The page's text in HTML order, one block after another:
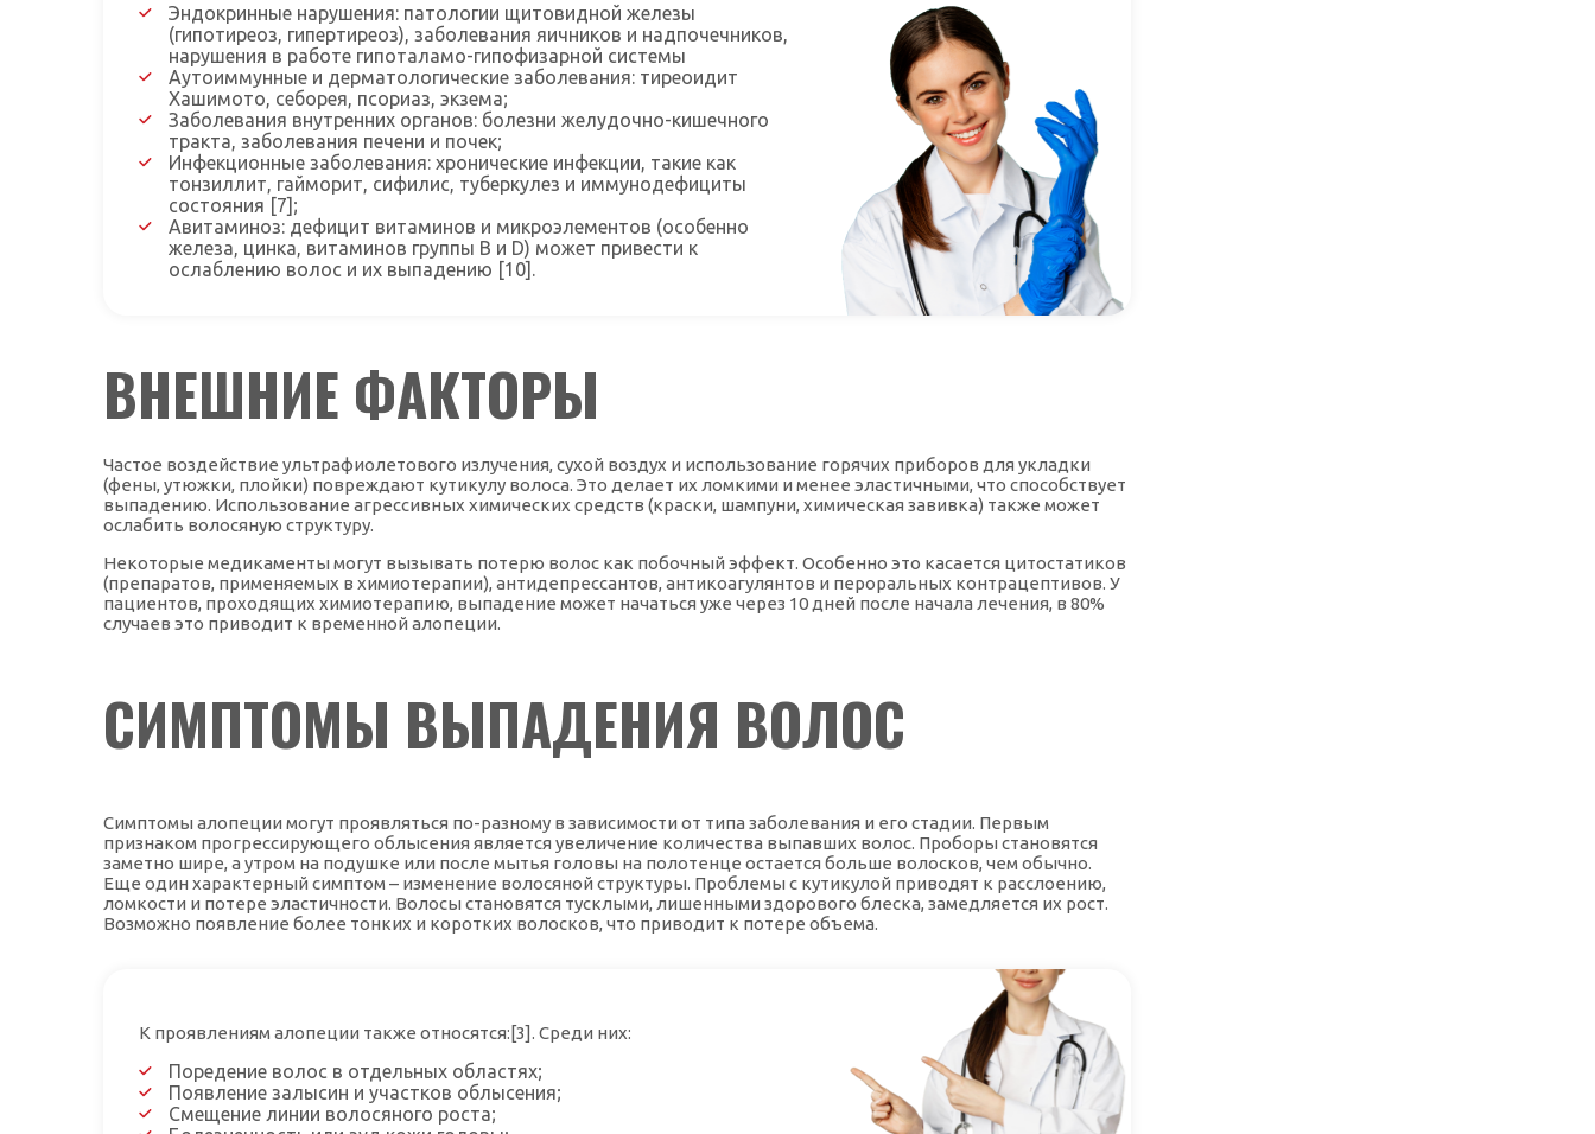
Эндокринные нарушения: патологии щитовидной железы
(гипотиреоз, гипертиреоз), заболевания яичников и надпочечников,
нарушения в работе гипоталамо-гипофизарной системы
Аутоиммунные и дерматологические заболевания: тиреоидит
Хашимото, себорея, псориаз, экзема;
Заболевания внутренних органов: болезни желудочно-кишечного
тракта, заболевания печени и почек;
Инфекционные заболевания: хронические инфекции, такие как
тонзиллит, гайморит, сифилис, туберкулез и иммунодефициты
состояния [7];
Авитаминоз: дефицит витаминов и микроэлементов (особенно
железа, цинка, витаминов группы B и D) может привести к
ослаблению волос и их выпадению [10].
ВНЕШНИЕ ФАКТОРЫ
Частое воздействие ультрафиолетового излучения, сухой воздух и использование горячих приборов для укладки
(фены, утюжки, плойки) повреждают кутикулу волоса. Это делает их ломкими и менее эластичными, что способствует
выпадению. Использование агрессивных химических средств (краски, шампуни, химическая завивка) также может
ослабить волосяную структуру.
Некоторые медикаменты могут вызывать потерю волос как побочный эффект. Особенно это касается цитостатиков
(препаратов, применяемых в химиотерапии), антидепрессантов, антикоагулянтов и пероральных контрацептивов. У
пациентов, проходящих химиотерапию, выпадение может начаться уже через 10 дней после начала лечения, в 80%
случаев это приводит к временной алопеции.
СИМПТОМЫ ВЫПАДЕНИЯ ВОЛОС
Симптомы алопеции могут проявляться по-разному в зависимости от типа заболевания и его стадии. Первым
признаком прогрессирующего облысения является увеличение количества выпавших волос. Проборы становятся
заметно шире, а утром на подушке или после мытья головы на полотенце остается больше волосков, чем обычно.
Еще один характерный симптом – изменение волосяной структуры. Проблемы с кутикулой приводят к расслоению,
ломкости и потере эластичности. Волосы становятся тусклыми, лишенными здорового блеска, замедляется их рост.
Возможно появление более тонких и коротких волосков, что приводит к потере объема.
К проявлениям алопеции также относятся:[3]. Среди них:
Поредение волос в отдельных областях;
Появление залысин и участков облысения;
Смещение линии волосяного роста;